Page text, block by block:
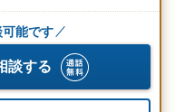
能です
談する